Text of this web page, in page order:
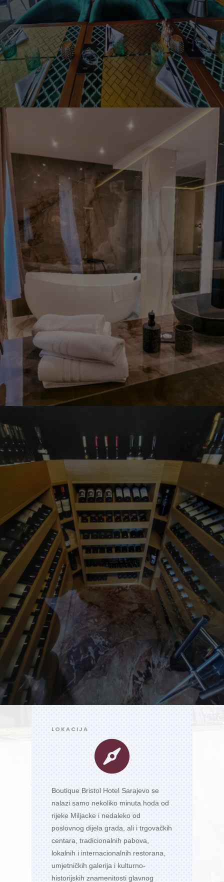
LOKACIJA

Boutique Bristol Hotel Sarajevo se
nalazi samo nekoliko minuta hoda od
rijeke Miljacke i nedaleko od
poslovnog dijela grada, ali i trgovačkih
centara, tradicionalnih pabova,
lokalnih i internacionalnih restorana,
umjetničkih galerija i kulturno-
historijskih znamenitosti glavnog